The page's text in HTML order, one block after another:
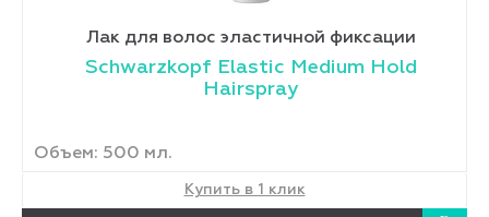
Лак для волос эластичной фиксации
Schwarzkopf Elastic Medium Hold
Hairspray
Объем: 500 мл.
Купить в 1 клик